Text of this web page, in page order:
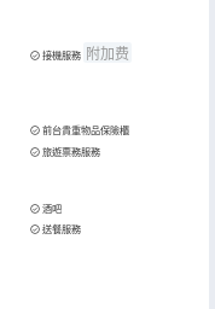
接機服務 附加费
前台貴重物品保險櫃
旅遊票務服務
酒吧
送餐服務